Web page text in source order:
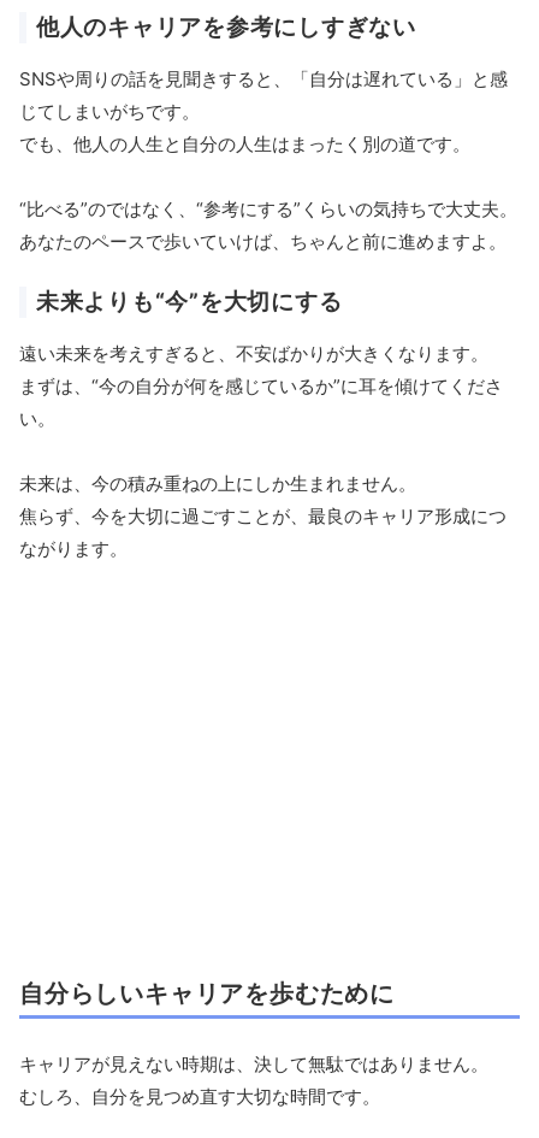
他人のキャリアを参考にしすぎない
SNSや周りの話を見聞きすると、「自分は遅れている」と感
じてしまいがちです。
でも、他人の人生と自分の人生はまったく別の道です。
“比べる”のではなく、“参考にする”くらいの気持ちで大丈夫。
あなたのペースで歩いていけば、ちゃんと前に進めますよ。
未来よりも“今”を大切にする
遠い未来を考えすぎると、不安ばかりが大きくなります。
まずは、“今の自分が何を感じているか”に耳を傾けてくださ
い。
未来は、今の積み重ねの上にしか生まれません。
焦らず、今を大切に過ごすことが、最良のキャリア形成につ
ながります。
自分らしいキャリアを歩むために
キャリアが見えない時期は、決して無駄ではありません。
むしろ、自分を見つめ直す大切な時間です。